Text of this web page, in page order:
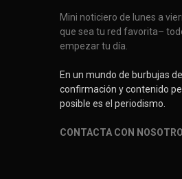
Mini noticiero de lunes a
que sea tu red favorita–
empezar tu día.
En un mundo de burbujas
confirmación y contenido
posible es el periodismo.
CONTACTA CON